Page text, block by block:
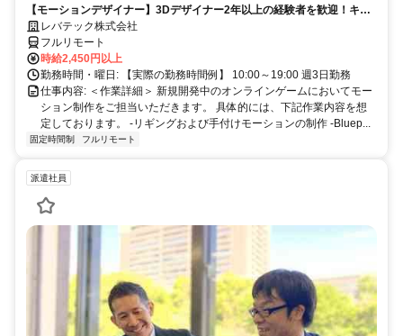
【モーションデザイナー】3Dデザイナー2年以上の経験者を歓迎！キャ
リアアップを目指したい方も大歓迎♪
レバテック株式会社
フルリモート
時給2,450円以上
勤務時間・曜日: 【実際の勤務時間例】 10:00～19:00 週3日勤務
仕事内容: ＜作業詳細＞ 新規開発中のオンラインゲームにおいてモー
ション制作をご担当いただきます。 具体的には、下記作業内容を想
定しております。 -リギングおよび手付けモーションの制作 -Bluep...
固定時間制 フルリモート
派遣社員